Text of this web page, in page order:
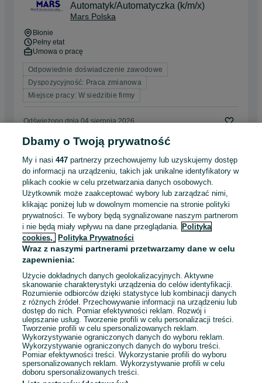
Automatyk/Automatyczka (k/m/x)
Mars Polska
Błonie
Pełny etat
Umowa o pracę
Odpowiednie doświadczenie zawodowe
Dyspozycyjność: Praca zmianowa
Miejsce pracy: W siedzibie firmy
Odświeżono dnia 04 sierpnia 2026
Operatorka / Operator Maszyn
Mars Polska
Poznań, Chartowo
Pełny etat
Umowa o pracę
Odpowiednie doświadczenie zawodowe
Dyspozycyjność: Praca zmianowa
Miejsce pracy: W siedzibie firmy
Pracownicy z Ukrainy: 🇺🇦 Запрошуємо людей з України
(Zapraszamy pracowników z Ukrainy)
Odświeżono dnia 02 sierpnia 2026
Dbamy o Twoją prywatność
My i nasi447 partnerzy przechowujemy lub uzyskujemy dostęp
do informacji na urządzeniu, takich jak unikalne identyfikatory w
plikach cookie w celu przetwarzania danych osobowych.
Użytkownik może zaakceptować wybory lub zarządzać nimi,
klikając poniżej lub w dowolnym momencie na stronie polityki
prywatności. Te wybory będą sygnalizowane naszym partnerom
i nie będą miały wpływu na dane przeglądania. Polityka
cookies,
Polityka Prywatności
Wraz z naszymi partnerami przetwarzamy dane w celu
zapewnienia:
Użycie dokładnych danych geolokalizacyjnych. Aktywne
skanowanie charakterystyki urządzenia do celów identyfikacji.
Rozumienie odbiorców dzięki statystyce lub kombinacji danych
z różnych źródeł. Przechowywanie informacji na urządzeniu lub
dostęp do nich. Pomiar efektywności reklam. Rozwój i
ulepszanie usług. Tworzenie profili w celu personalizacji treści.
Tworzenie profili w celu spersonalizowanych reklam.
Wykorzystywanie ograniczonych danych do wyboru reklam.
Wykorzystywanie ograniczonych danych do wyboru treści.
Pomiar efektywności treści. Wykorzystanie profili do wyboru
spersonalizowanych reklam. Wykorzystywanie profili w celu
doboru spersonalizowanych treści.